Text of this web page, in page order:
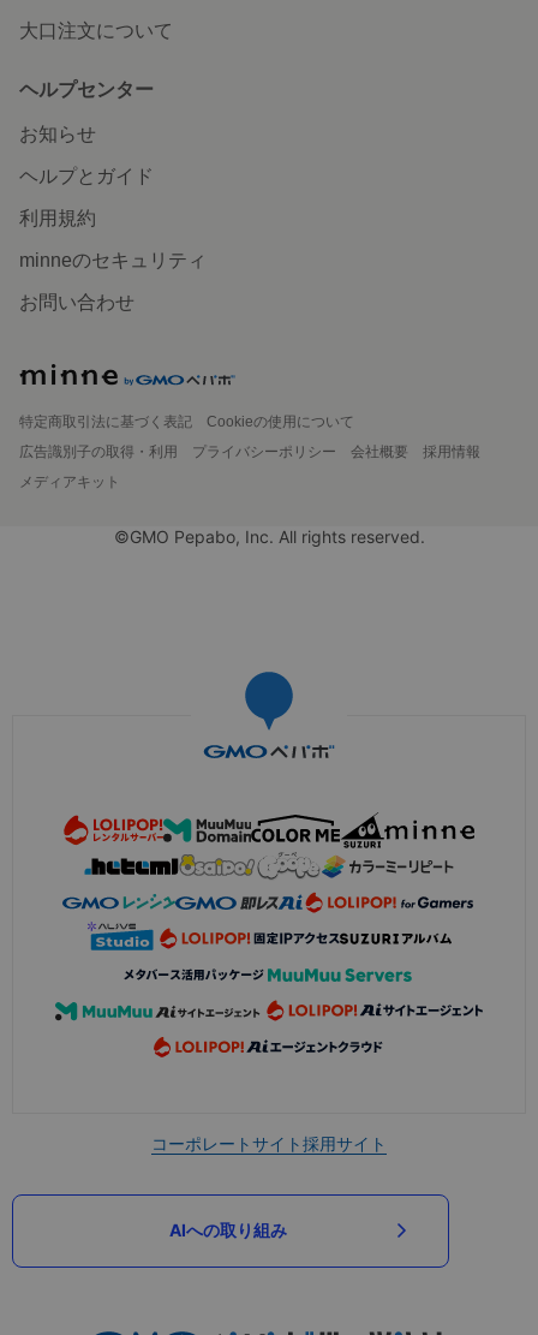
大口注文について
ヘルプセンター
お知らせ
ヘルプとガイド
利用規約
minneのセキュリティ
お問い合わせ
特定商取引法に基づく表記
Cookieの使用について
広告識別子の取得・利用
プライバシーポリシー 会社概要
採用情報
メディアキット
©GMO Pepabo, Inc. All rights reserved.
コーポレートサイト採用サイト
AIへの取り組み